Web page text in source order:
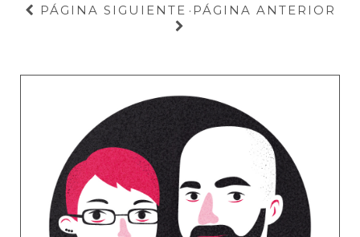
PÁGINA SIGUIENTE · PÁGINA ANTERIOR